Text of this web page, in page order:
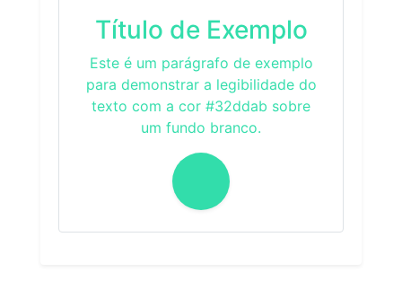
Título de Exemplo
Este é um parágrafo de exemplo
para demonstrar a legibilidade do
texto com a cor #32ddab sobre
um fundo branco.